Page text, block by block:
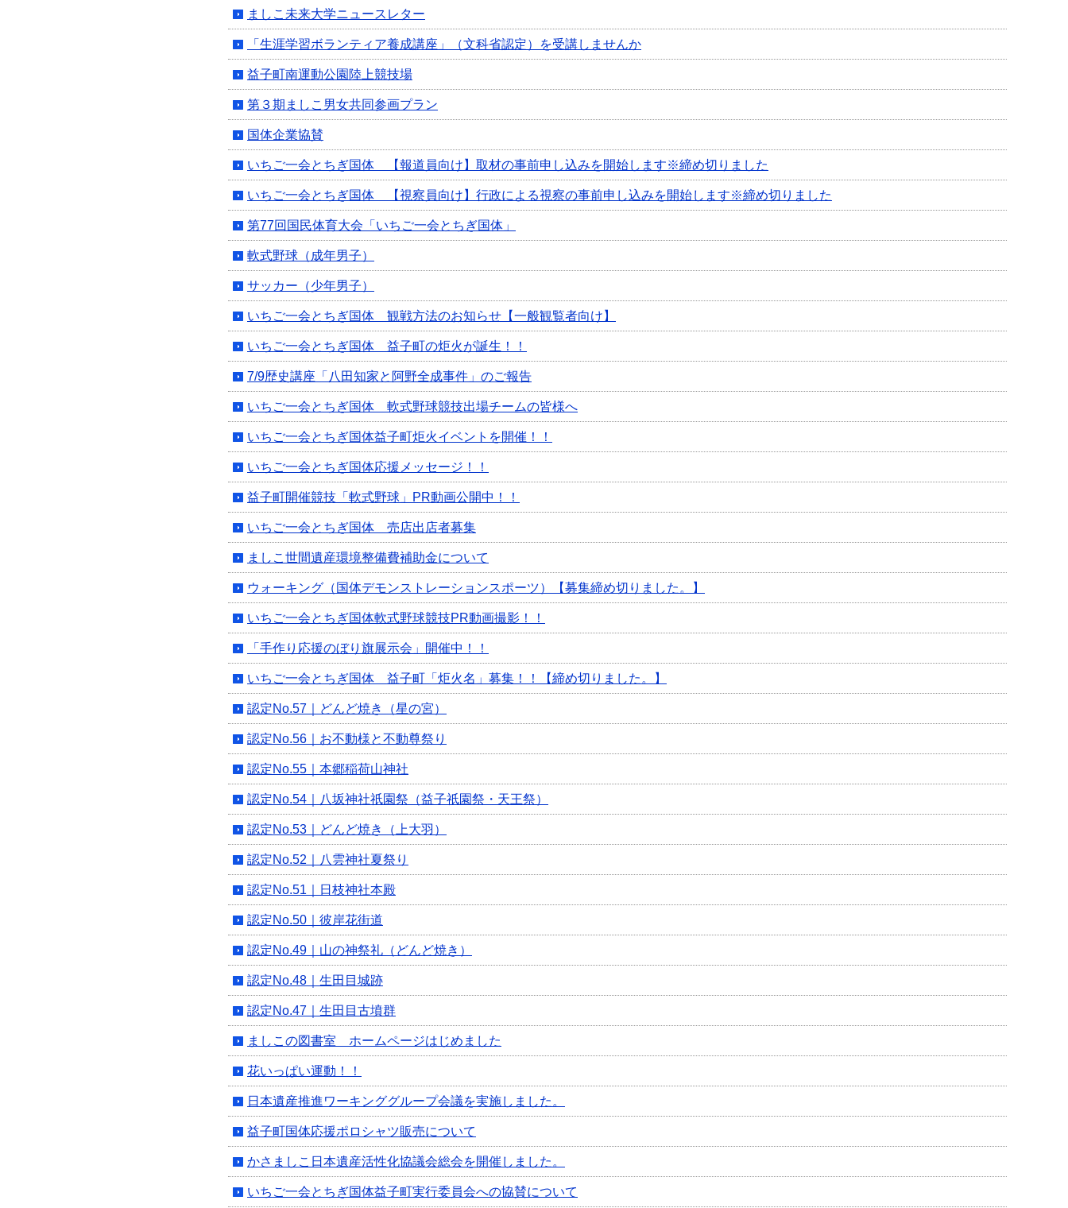
ましこ未来大学ニュースレター
「生涯学習ボランティア養成講座」（文科省認定）を受講しませんか
益子町南運動公園陸上競技場
第３期ましこ男女共同参画プラン
国体企業協賛
いちご一会とちぎ国体 【報道員向け】取材の事前申し込みを開始します※締め切りました
いちご一会とちぎ国体 【視察員向け】行政による視察の事前申し込みを開始します※締め切りました
第77回国民体育大会「いちご一会とちぎ国体」
軟式野球（成年男子）
サッカー（少年男子）
いちご一会とちぎ国体 観戦方法のお知らせ【一般観覧者向け】
いちご一会とちぎ国体 益子町の炬火が誕生！！
7/9歴史講座「八田知家と阿野全成事件」のご報告
いちご一会とちぎ国体 軟式野球競技出場チームの皆様へ
いちご一会とちぎ国体益子町炬火イベントを開催！！
いちご一会とちぎ国体応援メッセージ！！
益子町開催競技「軟式野球」PR動画公開中！！
いちご一会とちぎ国体 売店出店者募集
ましこ世間遺産環境整備費補助金について
ウォーキング（国体デモンストレーションスポーツ）【募集締め切りました。】
いちご一会とちぎ国体軟式野球競技PR動画撮影！！
「手作り応援のぼり旗展示会」開催中！！
いちご一会とちぎ国体 益子町「炬火名」募集！！【締め切りました。】
認定No.57｜どんど焼き（星の宮）
認定No.56｜お不動様と不動尊祭り
認定No.55｜本郷稲荷山神社
認定No.54｜八坂神社祇園祭（益子祇園祭・天王祭）
認定No.53｜どんど焼き（上大羽）
認定No.52｜八雲神社夏祭り
認定No.51｜日枝神社本殿
認定No.50｜彼岸花街道
認定No.49｜山の神祭礼（どんど焼き）
認定No.48｜生田目城跡
認定No.47｜生田目古墳群
ましこの図書室 ホームページはじめました
花いっぱい運動！！
日本遺産推進ワーキンググループ会議を実施しました。
益子町国体応援ポロシャツ販売について
かさましこ日本遺産活性化協議会総会を開催しました。
いちご一会とちぎ国体益子町実行委員会への協賛について